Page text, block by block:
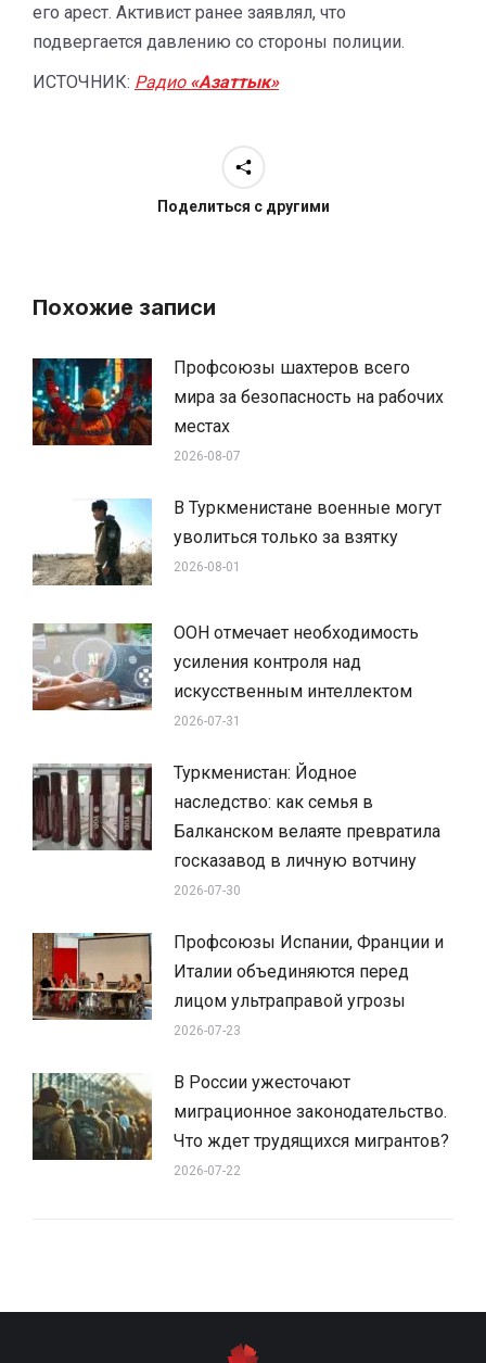
его арест. Активист ранее заявлял, что
подвергается давлению со стороны полиции.
ИСТОЧНИК: Радио «Азаттык»
Поделиться с другими
Похожие записи
Профсоюзы шахтеров всего
мира за безопасность на рабочих
местах
2026-08-07
В Туркменистане военные могут
уволиться только за взятку
2026-08-01
ООН отмечает необходимость
усиления контроля над
искусственным интеллектом
2026-07-31
Туркменистан: Йодное
наследство: как семья в
Балканском велаяте превратила
госказавод в личную вотчину
2026-07-30
Профсоюзы Испании, Франции и
Италии объединяются перед
лицом ультраправой угрозы
2026-07-23
В России ужесточают
миграционное законодательство.
Что ждет трудящихся мигрантов?
2026-07-22